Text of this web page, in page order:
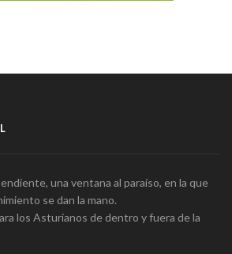
una ventana al paraíso, en la que
se dan la mano.
los Asturianos de dentro y fuera de la